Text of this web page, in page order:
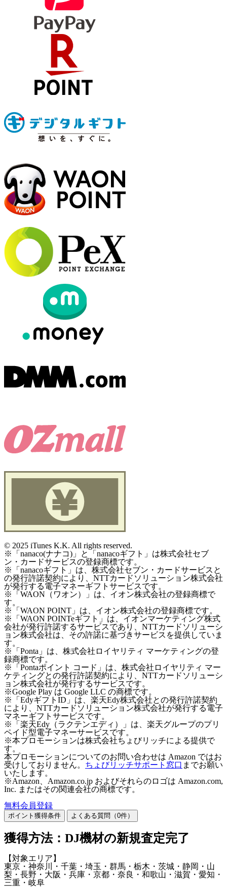
© 2025 iTunes K.K. All rights reserved.
※「nanaco(ナナコ)」と「nanacoギフト」は株式会社セブ
ン・カードサービスの登録商標です。
※「nanacoギフト」は、株式会社セブン・カードサービスと
の発行許諾契約により、NTTカードソリューション株式会社
が発行する電子マネーギフトサービスです。
※「WAON（ワオン）」は、イオン株式会社の登録商標で
す。
※「WAON POINT」は、イオン株式会社の登録商標です。
※「WAON POINTeギフト」は、イオンマーケティング株式
会社が発行許諾するサービスであり、NTTカードソリューシ
ョン株式会社は、その許諾に基づきサービスを提供していま
す。
※「Ponta」は、株式会社ロイヤリティ マーケティングの登
録商標です。
※「Pontaポイント コード」は、株式会社ロイヤリティ マー
ケティングとの発行許諾契約により、NTTカードソリューシ
ョン株式会社が発行するサービスです。
※Google Play は Google LLC の商標です。
※「EdyギフトID」は、楽天Edy株式会社との発行許諾契約
により、NTTカードソリューション株式会社が発行する電子
マネーギフトサービスです。
※「楽天Edy（ラクテンエディ）」は、楽天グループのプリ
ペイド型電子マネーサービスです。
※本プロモーションは株式会社ちょびリッチによる提供で
す。
本プロモーションについてのお問い合わせは Amazon ではお
受けしておりません。 ちょびリッチサポート窓口 までお願い
いたします。
※Amazon、Amazon.co.jp およびそれらのロゴは Amazon.com,
Inc. またはその関連会社の商標です。
無料会員登録
ポイント獲得条件 よくある質問（0件）
獲得方法：DJ機材の新規査定完了
【対象エリア】
東京・神奈川・千葉・埼玉・群馬・栃木・茨城・静岡・山
梨・長野・大阪・兵庫・京都・奈良・和歌山・滋賀・愛知・
三重・岐阜